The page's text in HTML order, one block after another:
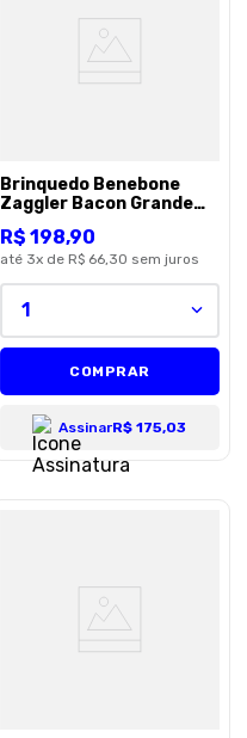
Brinquedo Benebone
Zaggler Bacon Grande
R$ 198,90
até 3x de R$ 66,30 sem juros
1
COMPRAR
AssinarR$ 175,03